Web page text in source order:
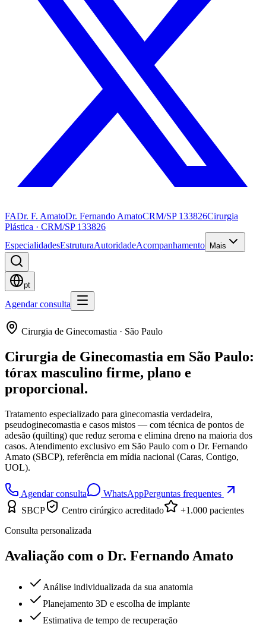
FADr. F. AmatoDr. Fernando AmatoCRM/SP 133826Cirurgia
Plástica · CRM/SP 133826
EspecialidadesEstruturaAutoridadeAcompanhamento Mais
pt
Agendar consulta
Cirurgia de Ginecomastia · São Paulo
Cirurgia de Ginecomastia em São Paulo:
tórax masculino firme, plano e
proporcional.
Tratamento especializado para ginecomastia verdadeira,
pseudoginecomastia e casos mistos — com técnica de pontos de
adesão (quilting) que reduz seroma e elimina dreno na maioria dos
casos. Atendimento exclusivo em São Paulo com o Dr. Fernando
Amato (SBCP), referência em mídia nacional (Caras, Contigo,
UOL).
Agendar consulta WhatsAppPerguntas frequentes
SBCP
Centro cirúrgico acreditado
+1.000 pacientes
Consulta personalizada
Avaliação com o Dr. Fernando Amato
Análise individualizada da sua anatomia
Planejamento 3D e escolha de implante
Estimativa de tempo de recuperação